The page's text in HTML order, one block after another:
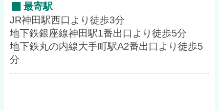
最寄駅
JR神田駅西口より徒歩3分
地下鉄銀座線神田駅1番出口より徒歩5分
地下鉄丸の内線大手町駅A2番出口より徒歩5
分